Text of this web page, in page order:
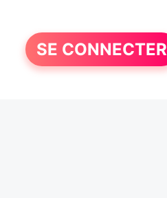
SE CONNECTER